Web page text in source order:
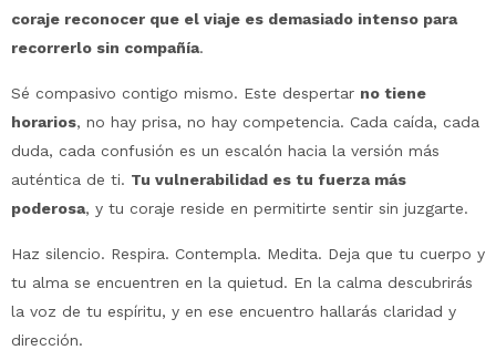
coraje reconocer que el viaje es demasiado intenso para
recorrerlo sin compañía.
Sé compasivo contigo mismo. Este despertar no tiene
horarios, no hay prisa, no hay competencia. Cada caída, cada
duda, cada confusión es un escalón hacia la versión más
auténtica de ti. Tu vulnerabilidad es tu fuerza más
poderosa, y tu coraje reside en permitirte sentir sin juzgarte.
Haz silencio. Respira. Contempla. Medita. Deja que tu cuerpo y
tu alma se encuentren en la quietud. En la calma descubrirás
la voz de tu espíritu, y en ese encuentro hallarás claridad y
dirección.